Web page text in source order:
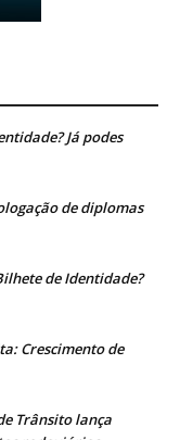
Já podes
de diplomas
de Identidade?
Crescimento de
Trânsito lança